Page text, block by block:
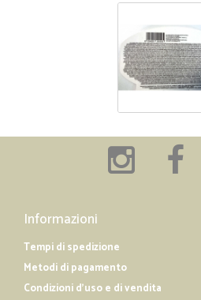
Informazioni
Tempi di spedizione
Metodi di pagamento
Condizioni d'uso e di vendita